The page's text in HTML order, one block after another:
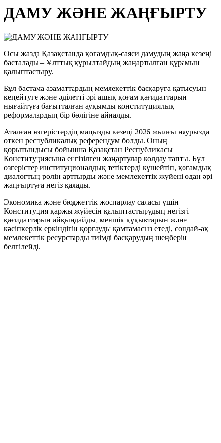
ДАМУ ЖӘНЕ ЖАҢҒЫРТУ
Осы жазда Қазақстанда қоғамдық-саяси дамудың жаңа кезеңі
басталады – Ұлттық құрылтайдың жаңартылған құрамын
қалыптастыру.
Бұл бастама азаматтардың мемлекеттік басқаруға қатысуын
кеңейтуге және әділетті әрі ашық қоғам қағидаттарын
нығайтуға бағытталған ауқымды конституциялық
реформалардың бір бөлігіне айналды.
Аталған өзгерістердің маңызды кезеңі 2026 жылғы наурызда
өткен республикалық референдум болды. Оның
қорытындысы бойынша Қазақстан Республикасы
Конституциясына енгізілген жаңартулар қолдау тапты. Бұл
өзгерістер институционалдық тетіктерді күшейтіп, қоғамдық
диалогтың рөлін арттырды және мемлекеттік жүйені одан әрі
жаңғыртуға негіз қалады.
Экономика және бюджеттік жоспарлау саласы үшін
Конституция қаржы жүйесін қалыптастырудың негізгі
қағидаттарын айқындайды, меншік құқықтарын және
кәсіпкерлік еркіндігін қорғауды қамтамасыз етеді, сондай-ақ
мемлекеттік ресурстарды тиімді басқарудың шеңберін
белгілейді.